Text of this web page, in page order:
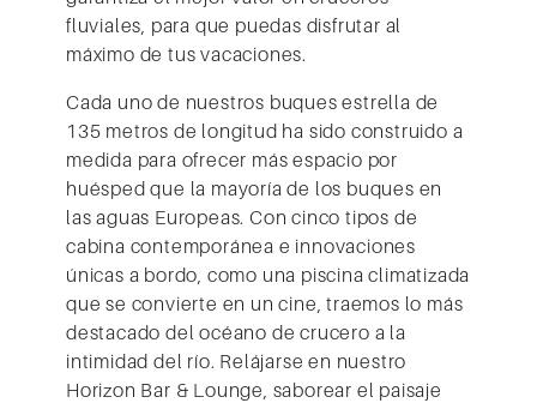
fluviales, para que puedas disfrutar al
máximo de tus vacaciones.
Cada uno de nuestros buques estrella de
135 metros de longitud ha sido construido a
medida para ofrecer más espacio por
huésped que la mayoría de los buques en
las aguas Europeas. Con cinco tipos de
cabina contemporánea e innovaciones
únicas a bordo, como una piscina climatizada
que se convierte en un cine, traemos lo más
destacado del océano de crucero a la
intimidad del río. Relájarse en nuestro
Horizon Bar & Lounge, saborear el paisaje